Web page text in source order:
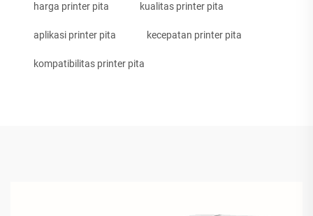
harga printer pita kualitas printer pita
aplikasi printer pita kecepatan printer pita
kompatibilitas printer pita